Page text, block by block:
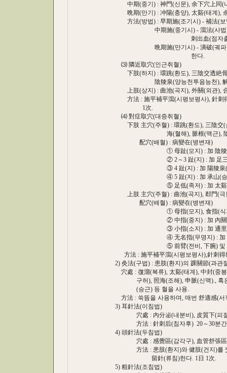
中期(중기) : 神門(신문), 余下穴上同(나
晩期(만기) : 冲陽(충양), 太谿(태계), 余
方法(방법) : 早期施(조기시) - 補法(보법
中期施(중기시) - 瀉法(사법), 병행
刺出血(점자출혈)을
晩期施(만기시) - 潰破(궤파)된 주
한다.
⑶ 隣近取穴(인근취혈)
下肢(하지) : 環跳(환도), 三陰交透絶骨(
陰陵泉(양능천투음능천), 解
上肢(상지) : 曲池(곡지), 外關(외관), 合
方法 : 施平補平瀉(시평보평사), 針刺得
1次.
⑷ 對症取穴(대증취혈)
下肢 主穴(주혈) : 環跳(환도), 三陰交(삼
海(혈해), 脈根(맥근), 陰包
配穴(배혈) : 病變在(병변재)
① 母趾(모지) : 加 陰陵泉(음
② 2～3 趾(지) : 加 足三里(족
③ 4 趾(지) : 加 陽陵泉(양능
④ 5 趾(지) : 加 承山(승산),
⑤ 足低(족저) : 加 太谿(
上肢 主穴(주혈) : 曲池(곡지), 郄門(극
配穴(배혈) : 病變在(병변재)
① 母指(모지), 食指(식지) : 加
② 中指(중지) : 加 內關(
③ 小指(소지) : 加 通里(
④ 无名指(무명지) : 加 外
⑤ 前臂(전비, 下腕) 및 手掌(수
方法 : 施平補平瀉(시평보평사),針刺得氣
2) 灸法(구법) : 患肢(환지)의 踝關節(과관
穴處 : 復溜(복류), 太谿(태계), 中封(중봉),
구허), 照海(조해), 申脈(신맥)., 혹은 血
(승근) 등 혈을 사용.
方法 : 쑥뜸을 사용하며, 매번 舒適感(서적
3) 耳針法(이침법)
穴處 : 內分泌(내분비), 皮質下(피질하
方法 : 針刺后(침자후) 20～30분간 留
4) 頭針法(두침법)
穴處 : 感覺區(감각구), 血管舒張區(
方法 : 患肢(환지)와 健肢(건지)를 交叉
留針(류침)한다. 1日 1次.
5) 粗針法(조침법)